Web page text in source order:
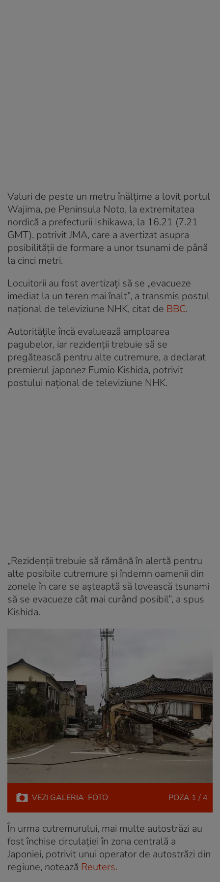
Valuri de peste un metru înălţime a lovit portul
Wajima, pe Peninsula Noto, la extremitatea
nordică a prefecturii Ishikawa, la 16.21 (7.21
GMT), potrivit JMA, care a avertizat asupra
posibilităţii de formare a unor tsunami de până
la cinci metri.
Locuitorii au fost avertizați să se „evacueze
imediat la un teren mai înalt”, a transmis postul
național de televiziune NHK, citat de BBC.
Autoritățile încă evaluează amploarea
pagubelor, iar rezidenții trebuie să se
pregătească pentru alte cutremure, a declarat
premierul japonez Fumio Kishida, potrivit
postului național de televiziune NHK.
„Rezidenții trebuie să rămână în alertă pentru
alte posibile cutremure și îndemn oamenii din
zonele în care se așteaptă să lovească tsunami
să se evacueze cât mai curând posibil”, a spus
Kishida.
VEZI GALERIA FOTO POZA 1 / 4
În urma cutremurului, mai multe autostrăzi au
fost închise circulaţiei în zona centrală a
Japoniei, potrivit unui operator de autostrăzi din
regiune, notează Reuters.